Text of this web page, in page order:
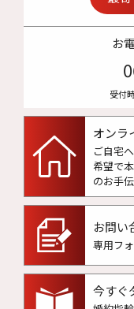
お
受付
オンラ
ご自宅
希望で
のお手
お問い
専用フ
今すぐ